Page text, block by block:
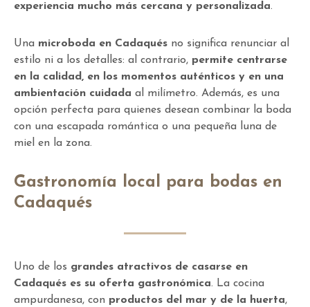
experiencia mucho más cercana y personalizada.
Una microboda en Cadaqués no significa renunciar al
estilo ni a los detalles: al contrario, permite centrarse
en la calidad, en los momentos auténticos y en una
ambientación cuidada al milímetro. Además, es una
opción perfecta para quienes desean combinar la boda
con una escapada romántica o una pequeña luna de
miel en la zona.
Gastronomía local para bodas en
Cadaqués
Uno de los grandes atractivos de casarse en
Cadaqués es su oferta gastronómica. La cocina
ampurdanesa, con productos del mar y de la huerta,